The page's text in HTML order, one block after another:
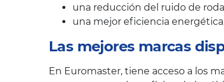
una reducción del ruido de
una mejor eficiencia
Las mejores marcas
En Euromaster, tiene acceso a los